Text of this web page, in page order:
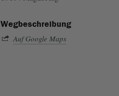
Wegbeschreibung
Auf Google Maps